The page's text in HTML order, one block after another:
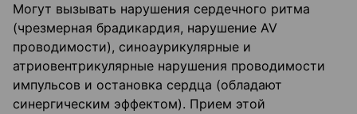
Могут вызывать нарушения сердечного ритма
(чрезмерная брадикардия, нарушение AV
проводимости), синоаурикулярные и
атриовентрикулярные нарушения проводимости
импульсов и остановка сердца (обладают
синергическим эффектом). Прием этой